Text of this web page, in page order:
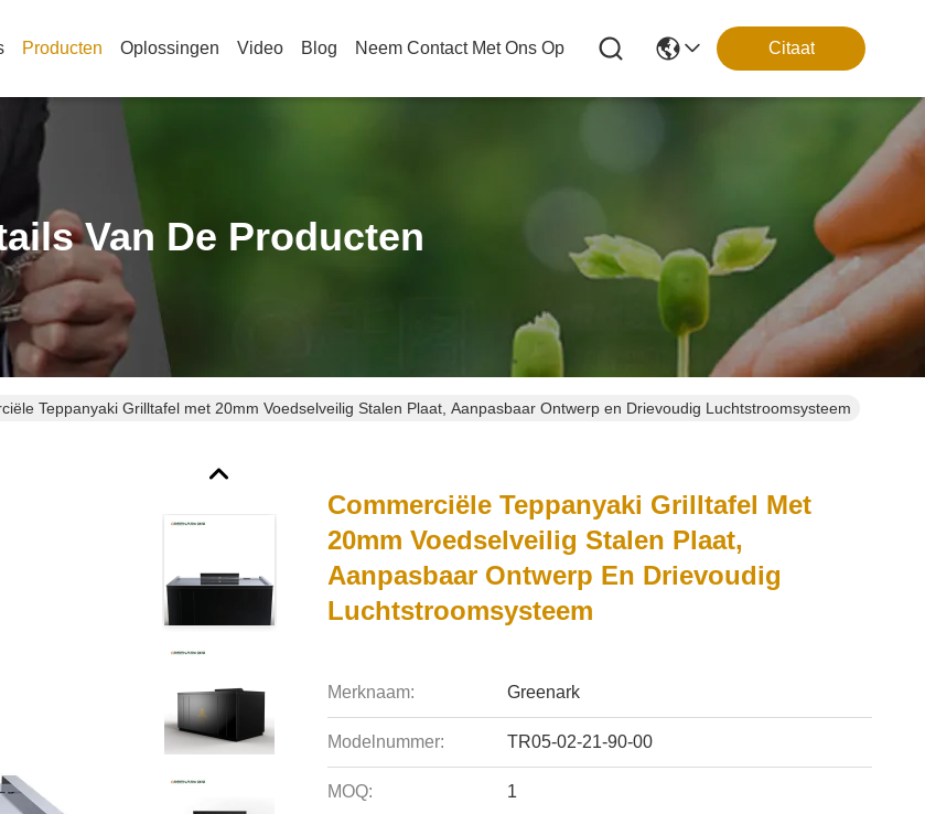
Producten Oplossingen Video Blog Neem Contact Met Ons Op Citaat
Van De Producten
Teppanyaki Grilltafel met 20mm Voedselveilig Stalen Plaat, Aanpasbaar Ontwerp en Drievoudig Luchtstroomsysteem
Commerciële Teppanyaki Grilltafel Met
20mm Voedselveilig Stalen Plaat,
Aanpasbaar Ontwerp En Drievoudig
Luchtstroomsysteem
Merknaam: Greenark
Modelnummer: TR05-02-21-90-00
MOQ: 1